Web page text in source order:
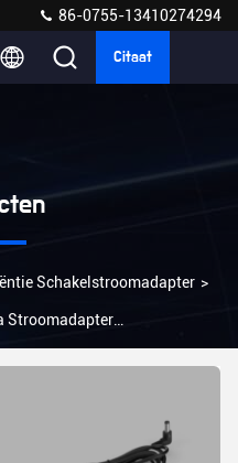
86-0755-13410274294
Citaat
Schakelstroomadapter >
Stroomadapter